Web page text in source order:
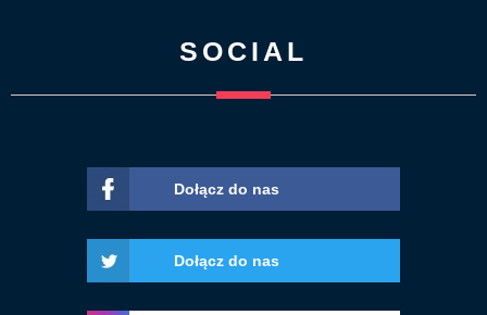
SOCIAL
Dołącz do nas
Dołącz do nas